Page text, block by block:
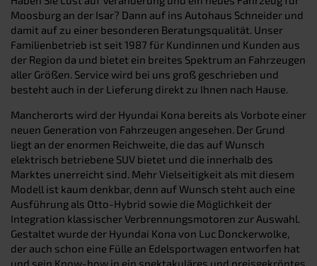
Moosburg an der Isar? Dann auf ins Autohaus Schneider und
damit auf zu einer besonderen Beratungsqualität. Unser
Familienbetrieb ist seit 1987 für Kundinnen und Kunden aus
der Region da und bietet ein breites Spektrum an Fahrzeugen
aller Größen. Service wird bei uns groß geschrieben und
besteht auch in der Lieferung direkt zu Ihnen nach Hause.
Mancherorts wird der Hyundai Kona bereits als Vorbote einer
neuen Generation von Fahrzeugen angesehen. Der Grund
liegt an der enormen Reichweite, die das auf Wunsch
elektrisch betriebene SUV bietet und die innerhalb des
Marktes unerreicht sind. Mehr Vielseitigkeit als mit diesem
Modell ist kaum denkbar, denn auf Wunsch steht auch eine
Ausführung als Otto-Hybrid sowie die Möglichkeit der
Integration klassischer Verbrennungsmotoren zur Auswahl.
Gestaltet wurde der Hyundai Kona von Luc Donckerwolke,
der auch schon eine Fülle an Edelsportwagen entworfen hat
und sein Know-how in ein spektakuläres und preisgekröntes